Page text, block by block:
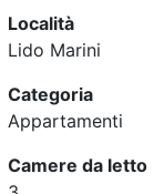
Località
Lido Marini
Categoria
Appartamenti
Camere da letto